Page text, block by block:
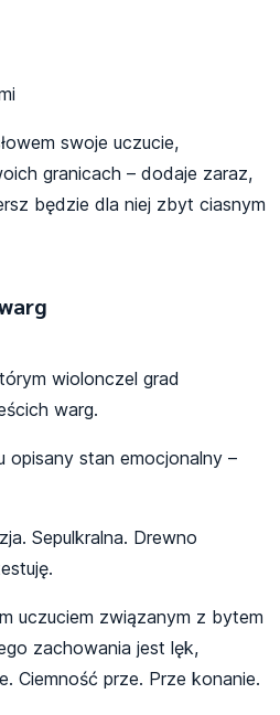
swoje uczucie,
granicach – dodaje zaraz,
będzie dla niej zbyt ciasnym
wiolonczel grad
warg.
opisany stan emocjonalny –
Sepulkralna. Drewno
uczuciem związanym z bytem
zachowania jest lęk,
Ciemność prze. Prze konanie.